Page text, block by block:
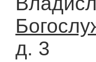
д. 3